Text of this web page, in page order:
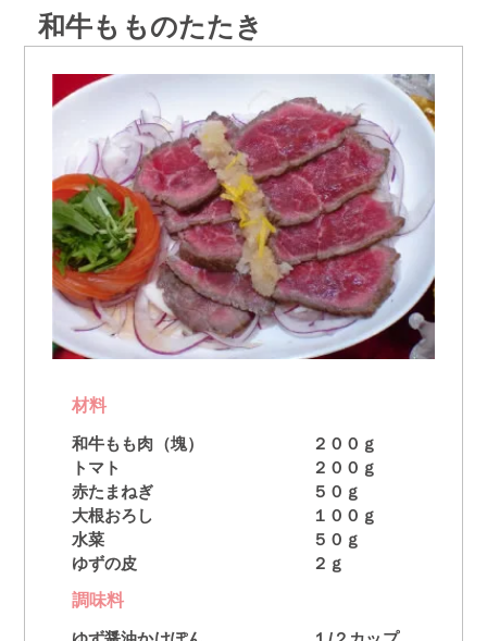
和牛もものたたき
材料
和牛もも肉（塊）
２００ｇ
トマト
２００ｇ
赤たまねぎ
５０ｇ
大根おろし
１００ｇ
水菜
５０ｇ
ゆずの皮
２ｇ
調味料